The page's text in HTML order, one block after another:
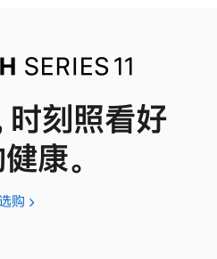
时刻照看好
康。
购 Apple